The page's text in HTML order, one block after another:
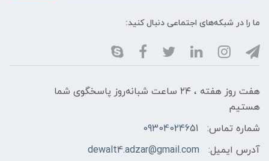
ما را در شبکه‌های اجتماعی دنبال کنید:
هفت روز هفته ، ۲۴ ساعت شبانه‌روز پاسخگوی شما
هستیم
شماره تماس:
09304024651
آدرس ایمیل:
dewalt4.adzar@gmail.com